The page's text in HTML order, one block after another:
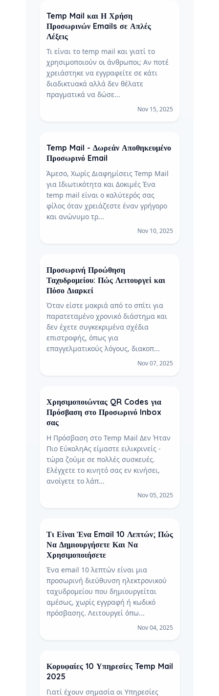
Temp Mail και Η Χρήση
Προσωρινών Emails σε Απλές
Λέξεις
Τι είναι το temp mail και γιατί το
χρησιμοποιούν οι άνθρωποι; Αν ποτέ
χρειάστηκε να εγγραφείτε σε κάτι
διαδικτυακά αλλά δεν θέλατε
πραγματικά να δώσε...
Nov 15, 2025
Temp Mail - Δωρεάν Αποθηκευμένο
Προσωρινό Email
Άμεσο, Χωρίς Διαφημίσεις Temp Mail
για Ιδιωτικότητα και Δοκιμές Ένα
temp mail είναι ο καλύτερός σας
φίλος όταν χρειάζεστε έναν γρήγορο
και ανώνυμο τρ...
Nov 10, 2025
Προσωρινή Προώθηση
Ταχυδρομείου: Πώς Λειτουργεί και
Πόσο Διαρκεί
Όταν είστε μακριά από το σπίτι για
παρατεταμένο χρονικό διάστημα και
δεν έχετε συγκεκριμένα σχέδια
επιστροφής, όπως για
επαγγελματικούς λόγους, διακοπ...
Nov 07, 2025
Χρησιμοποιώντας QR Codes για
Πρόσβαση στο Προσωρινό Inbox
σας
Η Πρόσβαση στο Temp Mail Δεν Ήταν
Πιο ΕύκοληΑς είμαστε ειλικρινείς -
τώρα ζούμε σε πολλές συσκευές.
Ελέγχετε το κινητό σας εν κινήσει,
ανοίγετε το λάπ...
Nov 05, 2025
Τι Είναι Ένα Email 10 Λεπτών; Πώς
Να Δημιουργήσετε Και Να
Χρησιμοποιήσετε
Ένα email 10 λεπτών είναι μια
προσωρινή διεύθυνση ηλεκτρονικού
ταχυδρομείου που δημιουργείται
αμέσως, χωρίς εγγραφή ή κωδικό
πρόσβασης. Λειτουργεί όπω...
Nov 04, 2025
Κορυφαίες 10 Υπηρεσίες Temp Mail
2025
Γιατί έχουν σημασία οι Υπηρεσίες